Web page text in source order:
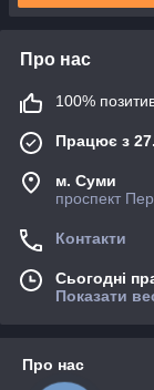
Про нас
100%
Працює з
м. Суми
проспект
Контакти
Сьогодні
Показати
Про нас